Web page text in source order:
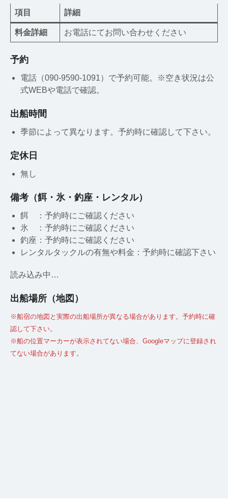
項目 詳細
料金詳細 お電話にてお問い合わせください
予約
電話（090-9590-1091）で予約可能。※空き状況は公
式WEBや電話で確認。
出船時間
季節によって異なります。予約時に確認して下さい。
定休日
無し
備考（餌・氷・釣座・レンタル）
餌 ：予約時にご確認ください
氷 ：予約時にご確認ください
釣座：予約時にご確認ください
レンタルタックルの有無や料金：予約時に確認下さい
読み込み中…
出船場所（地図）
※船宿の地図と実際の出船場所が異なる場合があります。予約時に確
認して下さい。
※船の位置マーカーが表示されてない場合、Googleマップに登録され
てない場合があります。